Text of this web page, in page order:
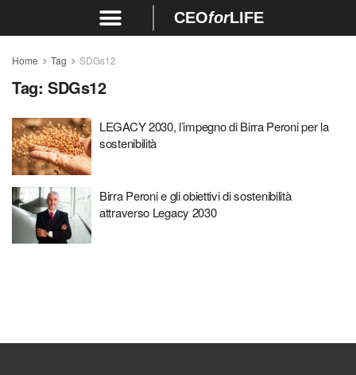
CEOforLIFE
Home Tag SDGs12
Tag: SDGs12
LEGACY 2030, l’impegno di Birra Peroni per la
sostenibilità
Birra Peroni e gli obiettivi di sostenibilità
attraverso Legacy 2030